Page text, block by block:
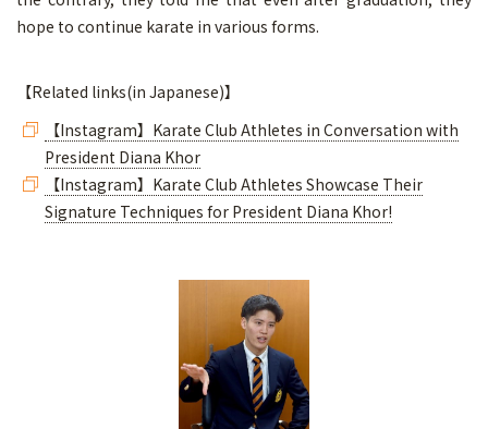
hope to continue karate in various forms.
【Related links(in Japanese)】
【Instagram】Karate Club Athletes in Conversation with
President Diana Khor
【Instagram】Karate Club Athletes Showcase Their
Signature Techniques for President Diana Khor!